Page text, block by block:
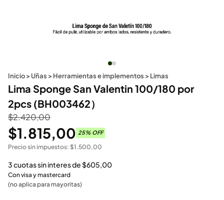
Inicio> Uñas > Herramientas e implementos > Limas
Lima Sponge San Valentin 100/180 por
2pcs (BH003462）
$2.420,00
$1.815,00 25% OFF
Precio sin impuestos: $1.500,00
3 cuotas sin interes de$605,00
Con visa y mastercard
(no aplica para mayoritas)